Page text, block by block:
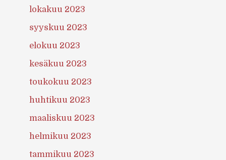
lokakuu 2023
syyskuu 2023
elokuu 2023
kesäkuu 2023
toukokuu 2023
huhtikuu 2023
maaliskuu 2023
helmikuu 2023
tammikuu 2023